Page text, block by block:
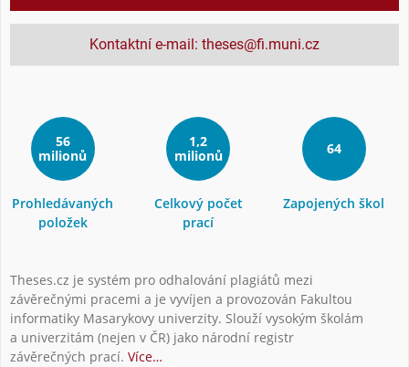
Kontaktní e-mail: theses@fi.muni.cz
56
milionů
Prohledávaných
položek
1,2
milionů
Celkový počet
prací
64
Zapojených škol
Theses.cz je systém pro odhalování plagiátů mezi
závěrečnými pracemi a je vyvíjen a provozován Fakultou
informatiky Masarykovy univerzity. Slouží vysokým školám
a univerzitám (nejen v ČR) jako národní registr
závěrečných prací. Více…